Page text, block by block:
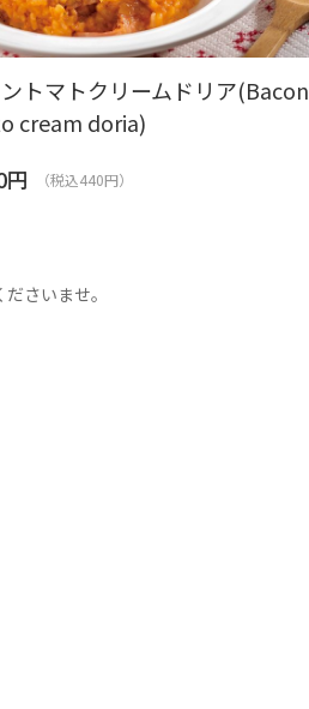
トマトクリームドリア(Bacon
cream doria)
円 （税込440円）
さいませ。